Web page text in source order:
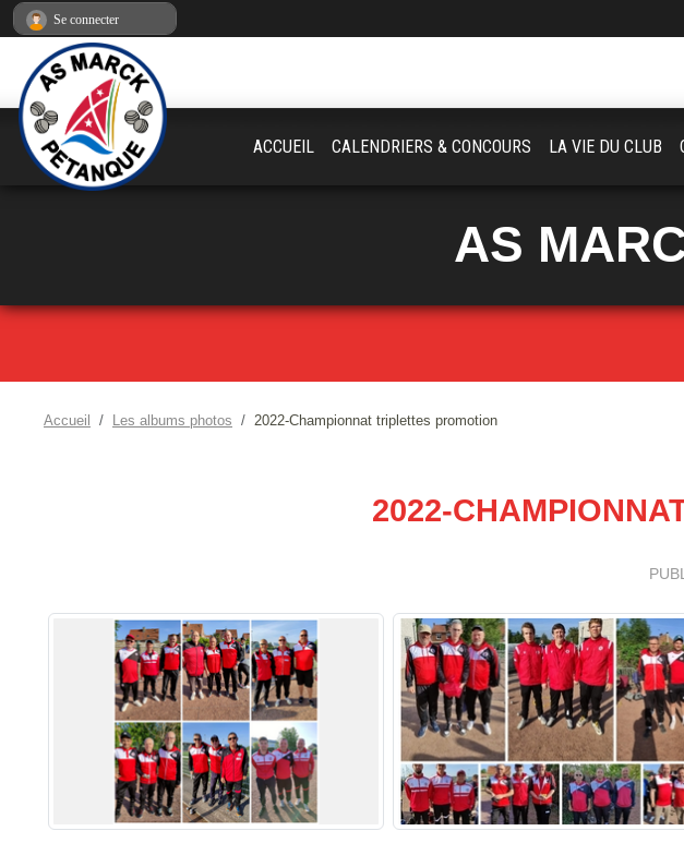
AS
Accueil Les albums photos 2022-Championnat triplettes promotion
2022-
ACCUEIL CALENDRIERS & CONCOURS LA VIE DU CLUB
Se connecter
Panneau de gestion des cookies